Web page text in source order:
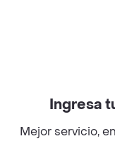
©2026
Ingresa
Mejor servicio,